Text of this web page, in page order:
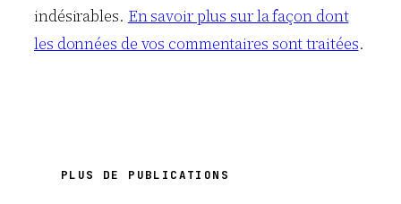
indésirables. En savoir plus sur la façon dont
les données de vos commentaires sont traitées.
PLUS DE PUBLICATIONS